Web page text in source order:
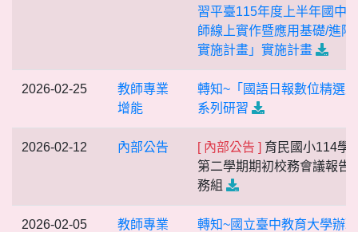
習平臺115年度上半年國中
師線上實作暨應用基礎/進階
實施計畫」實施計畫
2026-02-25
教師專業
增能
轉知~「國語日報數位精選
系列研習
2026-02-12 內部公告 [ 內部公告 ] 育民國小114學
第二學期期初校務會議報告-
務組
2026-02-05
教師專業
轉知~國立臺中教育大學辦